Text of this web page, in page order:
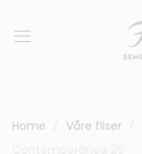
Home Våre fliser